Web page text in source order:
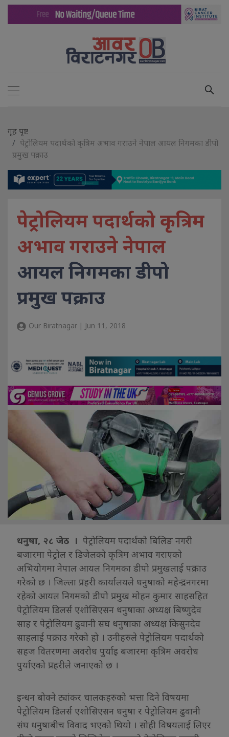
गृह पृष्ट
पेट्रोलियम पदार्थको कृत्रिम अभाव गराउने नेपाल आयल निगमका डीपो
प्रमुख पक्राउ
पेट्रोलियम पदार्थको कृत्रिम
अभाव गराउने नेपाल
आयल निगमका डीपो
प्रमुख पक्राउ
Our Biratnagar | Jun 11, 2018
धनुषा, २८ जेठ । पेट्रोलियम पदार्थको बिलिङ नगरी
बजारमा पेट्रोल र डिजेलको कृत्रिम अभाव गराएको
अभियोगमा नेपाल आयल निगमका डीपो प्रमुखलाई पक्राउ
गरेको छ । जिल्ला प्रहरी कार्यालयले धनुषाको महेन्द्रनगरमा
रहेको आयल निगमको डीपो प्रमुख मोहन कुमार साहसहित
पेट्रोलियम डिलर्स एशोसिएसन धनुषाका अध्यक्ष बिष्णुदेव
साह र पेट्रोलियम ढुवानी संघ धनुषाका अध्यक्ष किसुनदेव
साहलाई पक्राउ गरेको हो । उनीहरुले पेट्रोलियम पदार्थको
सहज वितरणमा अवरोध पुर्याइ बजारमा कृत्रिम अवरोध
पुर्याएको प्रहरीले जनाएको छ ।
इन्धन बोक्ने ट्यांकर चालकहरुको भत्ता दिने विषयमा
पेट्रोलियम डिलर्स एशोसिएसन धनुषा र पेट्रोलियम ढुवानी
संघ धनुषाबीच विवाद भएको थियो । सोही विषयलाई लिएर